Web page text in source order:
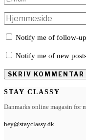
Notify me of follow-
Notify me of new
STAY CLASSY
Danmarks online magasin for
hey@stayclassy.dk